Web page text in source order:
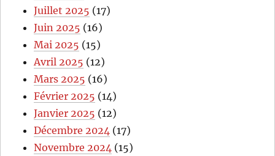
Juillet 2025 (17)
Juin 2025 (16)
Mai 2025 (15)
Avril 2025 (12)
Mars 2025 (16)
Février 2025 (14)
Janvier 2025 (12)
Décembre 2024 (17)
Novembre 2024 (15)